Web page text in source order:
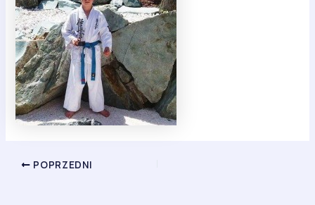
POPRZEDNI